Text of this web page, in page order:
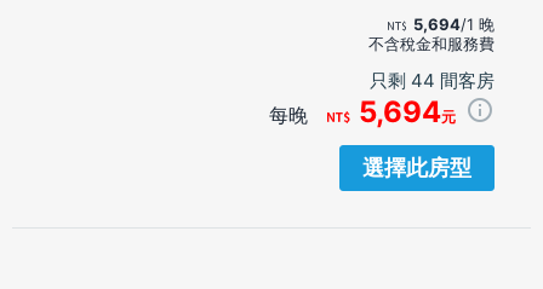
5,694/1 晚
不含稅金和服務費
只剩 44 間客房
每晚 5,694元
選擇此房型